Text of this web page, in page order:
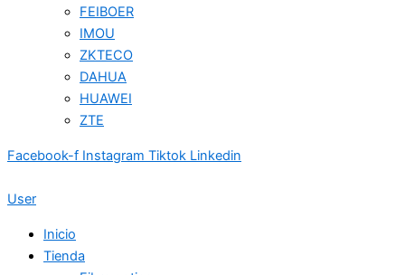
FEIBOER
IMOU
ZKTECO
DAHUA
HUAWEI
ZTE
Facebook-f Instagram Tiktok Linkedin
User
Inicio
Tienda